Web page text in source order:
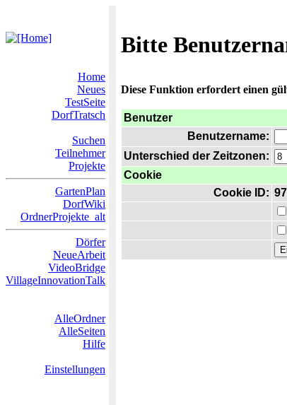
Bitte
Home
Neues
TestSeite
DorfTratsch
Suchen
Teilnehmer
Projekte
GartenPlan
DorfWiki
OrdnerProjekte_alt
Dörfer
NeueArbeit
VideoBridge
VillageInnovationTalk
AlleOrdner
AlleSeiten
Hilfe
Einstellungen
Diese Funktion erfordert einen
Benutzer
Benutzername:
Unterschied der Zeitzonen:
Cookie
Cookie ID: